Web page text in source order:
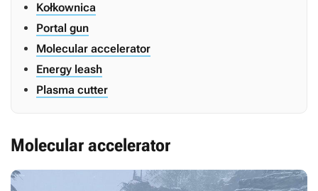
Kołkownica
Portal gun
Molecular accelerator
Energy leash
Plasma cutter
Molecular accelerator